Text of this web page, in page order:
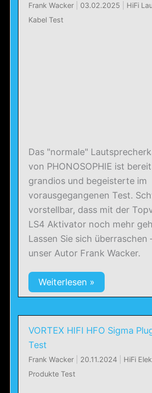
Frank Wacker 03.02.2025
HiFi
Kabel Test
Das "normale"
von PHONOSOPHIE ist
grandios und begeisterte im
vorausgegangenen Test.
vorstellbar, dass mit der
LS4 Aktivator noch mehr
Lassen Sie sich überraschen
unser Autor Frank Wacker.
Weiterlesen »
VORTEX HIFI HFO Sigma
Test
Frank Wacker 20.11.2024
HiFi
Produkte Test